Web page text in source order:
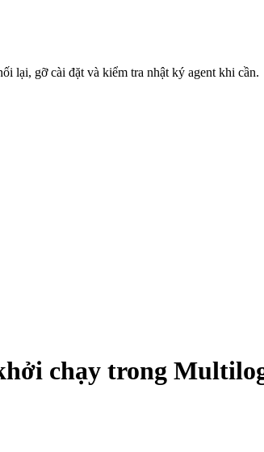
lại, gỡ cài đặt và kiểm tra nhật ký agent khi cần.
chạy trong